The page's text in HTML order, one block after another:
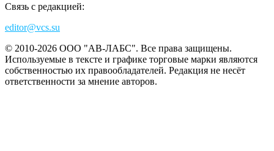
Связь с редакцией:
editor@vcs.su
© 2010-2026 ООО "АВ-ЛАБС". Все права защищены.
Используемые в тексте и графике торговые марки являются
собственностью их правообладателей. Редакция не несёт
ответственности за мнение авторов.